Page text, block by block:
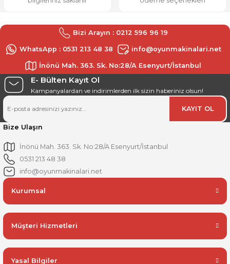
Bizi Arayın : 0212 596 96 19
WhatsApp : 0531 213 48 38 info@oyunmakinalari.net
İnönü Mah. 363. Sk. No:28/A Esenyurt/İstanbul
E- Bülten Kayıt Ol
Kampanyalardan ve indirimlerden ilk sizin haberiniz olsun!
KAYIT OL
Bize Ulaşın
İnönü Mah. 363. Sk. No:28/A Esenyurt/İstanbul
0531 213 48 38
info@oyunmakinalari.net
Kurumsal
Müşteri Hizmetleri
Yasal Bilgiler